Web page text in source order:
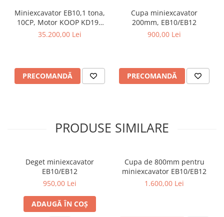
Miniexcavator EB10,1 tona,
10CP, Motor KOOP KD192
Diesel, sistem hidraulic
35.200,00 Lei
PRECOMANDĂ
Cupa miniexcavator
200mm, EB10/EB12
900,00 Lei
PRECOMANDĂ
PRODUSE SIMILARE
Deget miniexcavator
EB10/EB12
950,00 Lei
ADAUGĂ ÎN COȘ
Cupa de 800mm pentru
miniexcavator EB10/EB12
1.600,00 Lei